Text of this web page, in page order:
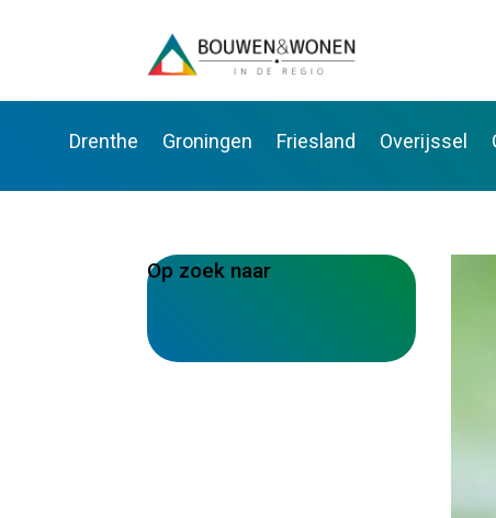
Drenthe Groningen Friesland Overijssel
Op zoek naar